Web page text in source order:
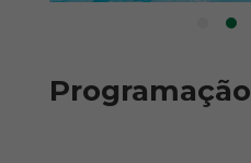
Programação